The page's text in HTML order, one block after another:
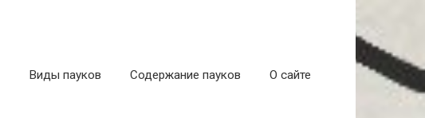
Виды пауков Содержание пауков О сайте